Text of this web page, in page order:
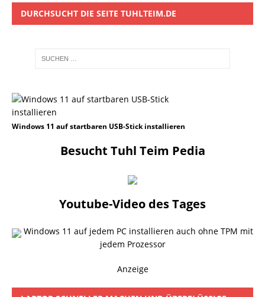
DURCHSUCHT DIE SEITE TUHLTEIM.DE
Windows 11 auf startbaren USB-Stick installieren
Besucht Tuhl Teim Pedia
Youtube-Video des Tages
Windows 11 auf jedem PC installieren auch ohne TPM mit
jedem Prozessor
Anzeige